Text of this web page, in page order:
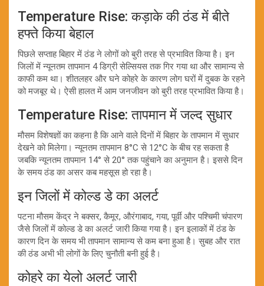
Temperature Rise: कड़ाके की ठंड में बीते
हफ्ते किया बेहाल
पिछले सप्ताह बिहार में ठंड ने लोगों को बुरी तरह से प्रभावित किया है। इन
जिलों में न्यूनतम तापमान 4 डिग्री सेल्सियस तक गिर गया था और सामान्य से
काफी कम था। शीतलहर और घने कोहरे के कारण लोग घरों में दुबक के रहने
को मजबूर थे। ऐसी हालत में आम जनजीवन को बुरी तरह प्रभावित किया है।
Temperature Rise: तापमान में जल्द सुधार
मौसम विशेषज्ञों का कहना है कि आने वाले दिनों में बिहार के तापमान में सुधार
देखने को मिलेगा। न्यूनतम तापमान 8°C से 12°C के बीच रह सकता है
जबकि न्यूनतम तापमान 14° से 20° तक पहुंचाने का अनुमान है। इससे दिन
के समय ठंड का असर कब महसूस हो रहा है।
इन जिलों में कोल्ड डे का अलर्ट
पटना मौसम केंद्र ने बक्सर, कैमूर, औरंगाबाद, गया, पूर्वी और पश्चिमी चंपारण
जैसे जिलों में कोल्ड डे का अलर्ट जारी किया गया है। इन इलाकों में ठंड के
कारण दिन के समय भी तापमान सामान्य से कम बना हुआ है। सुबह और रात
की ठंड अभी भी लोगों के लिए चुनौती बनी हुई है।
कोहरे का येलो अलर्ट जारी